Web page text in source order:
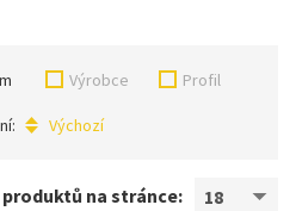
Výrobce Profil
Výchozí
produktů na stránce: 18